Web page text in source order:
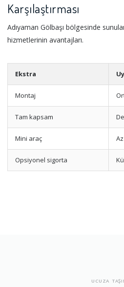
Karşılaştırması
Adıyaman Gölbaşı bölgesinde
hizmetlerinin avantajları.
Ekstra
Montaj
Tam kapsam
Mini araç
Opsiyonel sigorta
UCUZA